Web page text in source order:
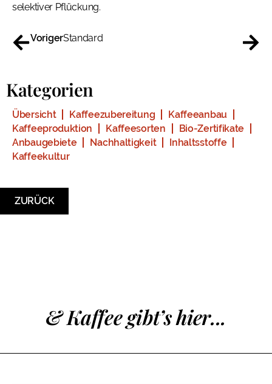
selektiver Pflückung.
VorigerStandard
Übersicht Kaffeezubereitung
Kaffeeanbau
Kaffeeproduktion
Kaffeesorten
Bio-Zertifikate
Anbaugebiete
Nachhaltigkeit
Inhaltsstoffe
Kaffeekultur
Kategorien
ZURÜCK
& Kaffee gibt’s hier...